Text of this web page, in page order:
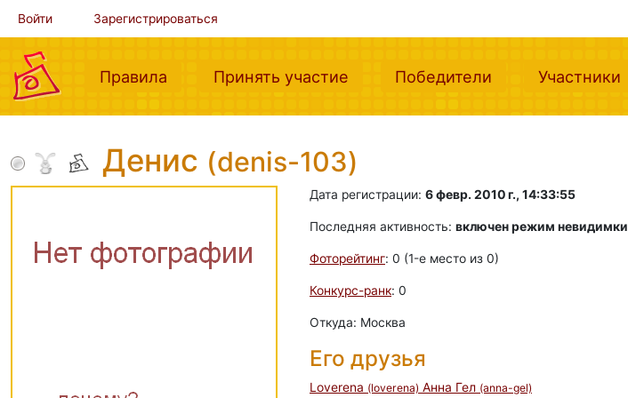
Войти Зарегистрироваться
Правила (current)Принять участие (current)Победители (current)Участники
Денис (denis-103)
Дата регистрации: 6 февр. 2010 г., 14:33:55
Последняя активность: включен режим невидимки
Фоторейтинг: 0 (1-e место из 0)
Конкурс-ранк: 0
Откуда: Москва
Его друзья
Loverena (loverena) Анна Гел (anna-gel)